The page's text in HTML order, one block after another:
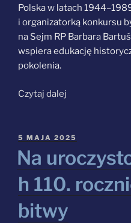
Polska w latach
i organizatorką konkursu
na Sejm RP Barbara
wspiera edukację
pokolenia.
Czytaj dalej
–
rozstrzygnięcie
Finału
Konkursu
Historycznego”
OPUBLIKOWANE
5 MAJA 2025
Na
h 110.
bitwy